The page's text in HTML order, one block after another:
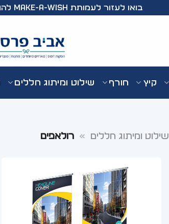
בואו לעזור לעמותת Make-A-Wish להגשים עוד משאלות -->
קיץ חורף שילוט ומיתוג חללים
שילוט ומיתוג חללים » רולאפים